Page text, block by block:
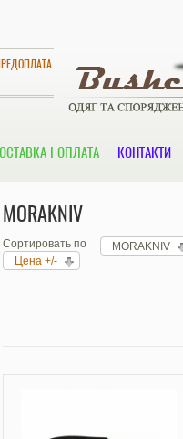
І ОПЛАТА КОНТАКТИ
MORAKNIV
Сортировать по
Цена +/-
MORAKNIV